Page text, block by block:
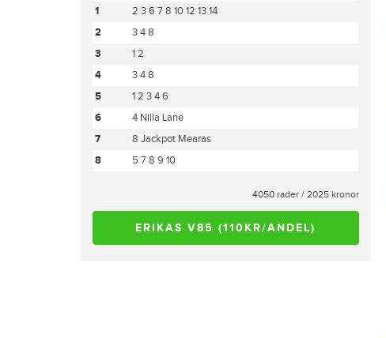
1
2 3 6 7 8 10 12 13 14
2
3 4 8
3
1 2
4
3 4 8
5
1 2 3 4 6
6
4 Nilla Lane
7
8 Jackpot Mearas
8
5 7 8 9 10
4050 rader / 2025 kronor
ERIKAS V85 (110KR/ANDEL)